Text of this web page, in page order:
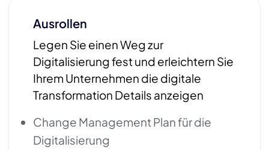
Ausrollen
Legen Sie einen Weg zur
Digitalisierung fest und erleichtern Sie
Ihrem Unternehmen die digitale
Transformation Details anzeigen
Change Management Plan für die
Digitalisierung